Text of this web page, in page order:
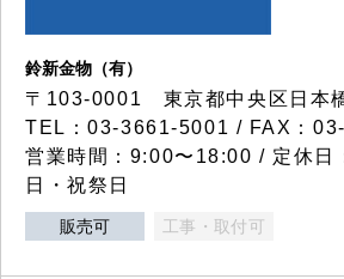
鈴新金物（有）
〒103-0001 東京都中央区日本
TEL：03-3661-5001 / FAX：
営業時間：9:00〜18:00 / 定休日
日・祝祭日
販売可 工事・取付可